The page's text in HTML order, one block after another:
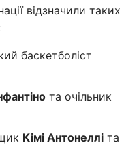
відзначили таких
баскетболіст
та очільник
Кімі Антонеллі та